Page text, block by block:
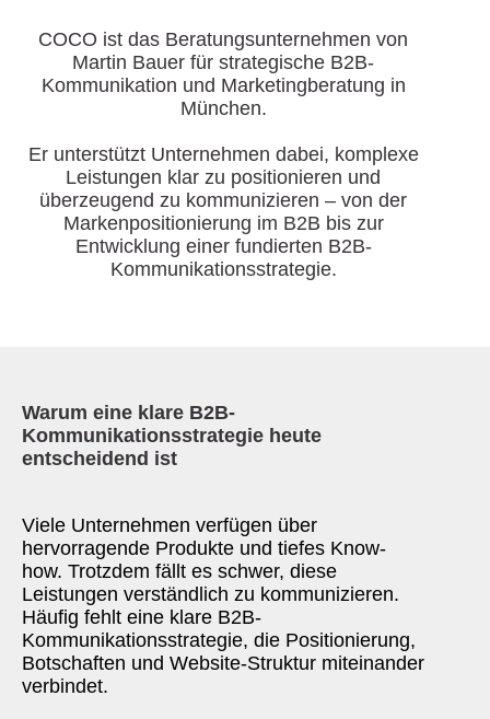
COCO ist das Beratungsunternehmen von
Martin Bauer für strategische B2B-
Kommunikation und Marketingberatung in
München.
Er unterstützt Unternehmen dabei, komplexe
Leistungen klar zu positionieren und
überzeugend zu kommunizieren – von der
Markenpositionierung im B2B bis zur
Entwicklung einer fundierten B2B-
Kommunikationsstrategie.
Warum eine klare B2B-
Kommunikationsstrategie heute
entscheidend ist
Viele Unternehmen verfügen über
hervorragende Produkte und tiefes Know-
how. Trotzdem fällt es schwer, diese
Leistungen verständlich zu kommunizieren.
Häufig fehlt eine klare B2B-
Kommunikationsstrategie, die Positionierung,
Botschaften und Website-Struktur miteinander
verbindet.